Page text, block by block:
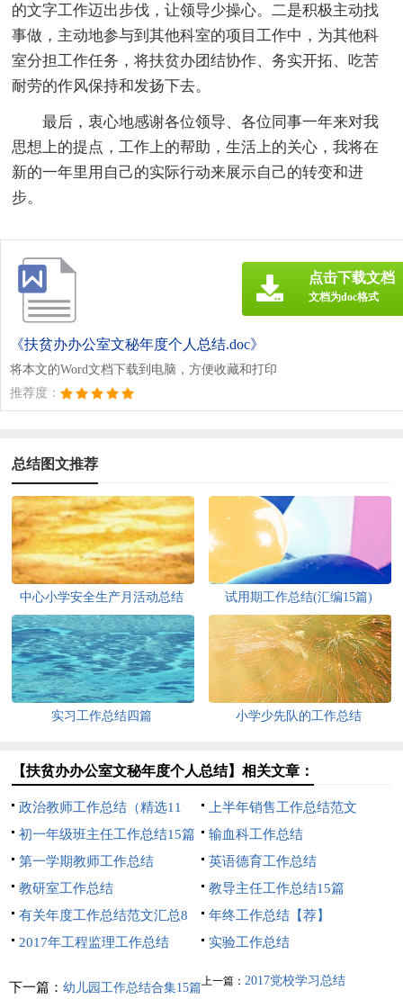
的文字工作迈出步伐，让领导少操心。二是积极主动找
事做，主动地参与到其他科室的项目工作中，为其他科
室分担工作任务，将扶贫办团结协作、务实开拓、吃苦
耐劳的作风保持和发扬下去。
最后，衷心地感谢各位领导、各位同事一年来对我
思想上的提点，工作上的帮助，生活上的关心，我将在
新的一年里用自己的实际行动来展示自己的转变和进
步。
《扶贫办办公室文秘年度个人总结.doc》
将本文的Word文档下载到电脑，方便收藏和打印
推荐度：
点击下载文档
文档为doc格式
总结图文推荐
中心小学安全生产月活动总结 试用期工作总结(汇编15篇)
实习工作总结四篇 小学少先队的工作总结
【扶贫办办公室文秘年度个人总结】相关文章：
政治教师工作总结（精选11
篇）
上半年销售工作总结范文
初一年级班主任工作总结15篇
输血科工作总结
第一学期教师工作总结
英语德育工作总结
教研室工作总结
教导主任工作总结15篇
有关年度工作总结范文汇总8
篇
年终工作总结【荐】
2017年工程监理工作总结
实验工作总结
上一篇： 2017党校学习总结
下一篇： 幼儿园工作总结合集15篇